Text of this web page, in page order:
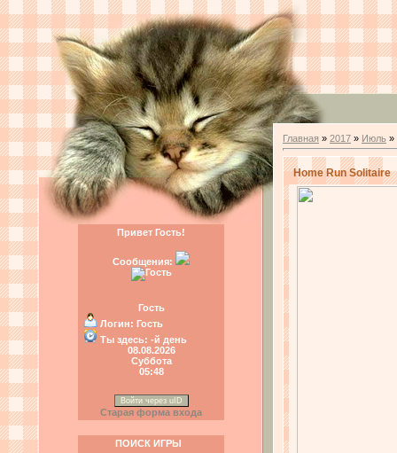
Привет Гость!
Сообщения:
Гость
Логин: Гость
Ты здесь: -й день
08.08.2026
Суббота
05:48
Войти через uID
Старая форма входа
ПОИСК ИГРЫ
Главная » 2017 » Июль »
Home Run Solitaire